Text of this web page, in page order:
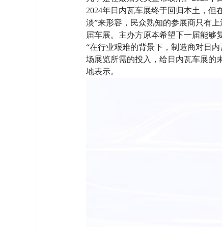
2024年日内瓦车展终于回归本土，
淡”来形容，民众熟知的参展商只有
届车展。主办方原本希望下一届能够
“在行业艰难的背景下，制造商对日
场展览所需的投入，给日内瓦车展的
地表示。